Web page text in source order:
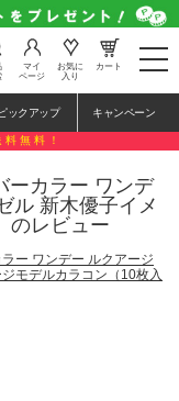
t
o
e
n
i
i
o
マイ
ページ
お気に
入り
カート
ックアップ キャンペーン
料無料！
ーカラー ワンデ
ル 新木優子イメ
のレビュー
ー ワンデー ルクアージ
モデルカラコン（10枚入